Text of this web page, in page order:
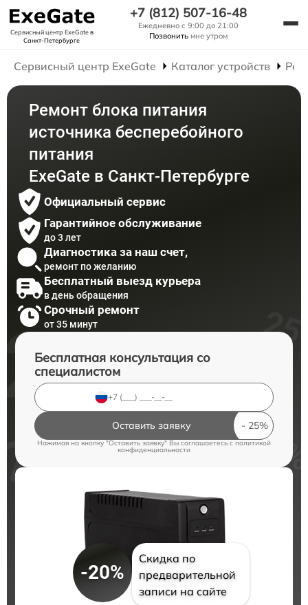
Сервисный центр ExeGateв
Санкт-Петербурге
+7 (812) 507-16-48
Ежедневно с 9:00 до 21:00
Позвонить мне утром
Сервисный центр ExeGate Каталог устройств
Ремонт блока питания
источника бесперебойного
питания
ExeGate в Санкт-Петербурге
Официальный сервис
Гарантийное обслуживание
до 3 лет
Диагностика за наш счет,
ремонт по желанию
Бесплатный выезд курьера
в день обращения
Срочный ремонт
от 35 минут
Бесплатная консультация со
специалистом
Оставить заявку
Нажимая на кнопку "Оставить заявку" Вы соглашаетесь cполитикой
конфиденциальности
-20%
Скидка по
предварительной
записи на сайте